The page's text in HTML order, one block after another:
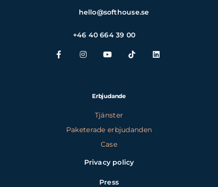
hello@softhouse.se
+46 40 664 39 00
Erbjudande
Tjänster
Paketerade erbjudanden
Case
Privacy policy
Press